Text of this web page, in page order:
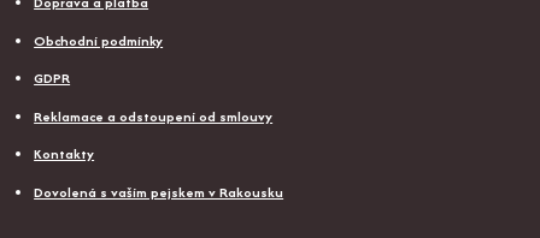
Obchodní podmínky
GDPR
Reklamace a odstoupení od smlouvy
Kontakty
Dovolená s vaším pejskem v Rakousku